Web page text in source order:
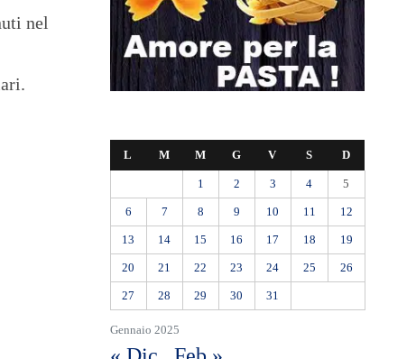
nel
Gennaio 2025
L M M G V S D
1 2 3 4 5
6 7 8 9 10 11 12
13 14 15 16 17 18 19
20 21 22 23 24 25 26
27 28 29 30 31